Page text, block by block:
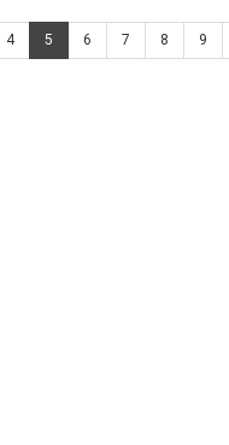
4 5 6 7 8 9